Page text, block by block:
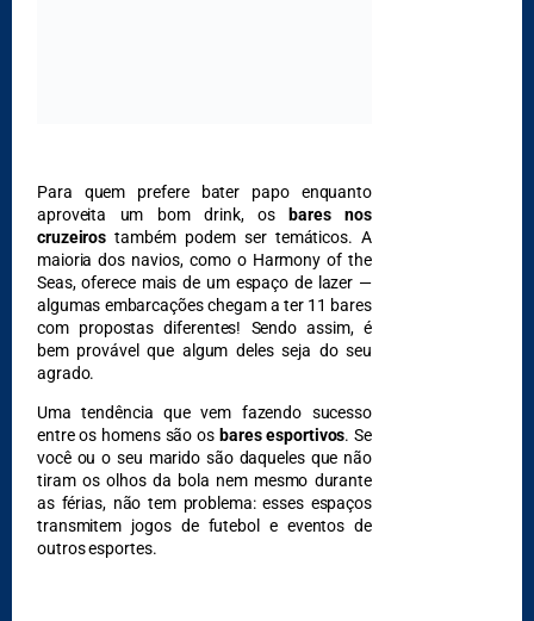
Para quem prefere bater papo enquanto
aproveita um bom drink, os
bares nos
cruzeiros também podem ser temáticos. A
maioria dos navios, como o Harmony of the
Seas, oferece mais de um espaço de lazer —
algumas embarcações chegam a ter 11 bares
com propostas diferentes! Sendo assim, é
bem provável que algum deles seja do seu
agrado.
Uma tendência que vem fazendo sucesso
entre os homens são os bares esportivos. Se
você ou o seu marido são daqueles que não
tiram os olhos da bola nem mesmo durante
as férias, não tem problema: esses espaços
transmitem jogos de futebol e eventos de
outros esportes.